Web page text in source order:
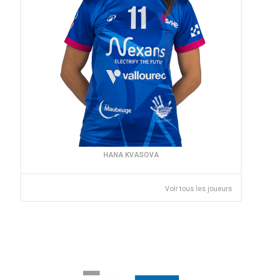
HANA KVASOVA
Voir tous les joueurs